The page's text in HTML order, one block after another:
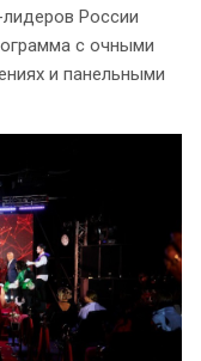
России
с очными
и панельными